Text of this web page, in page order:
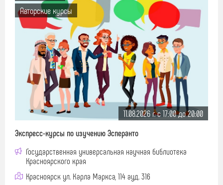
Авторские курсы
11.08.2026 г. c 17:00 до 20:00
Экспресс-курсы по изучению Эсперанто
Государственная универсальная научная библиотека
Красноярского края
Красноярск ул. Карла Маркса, 114 ауд. 316